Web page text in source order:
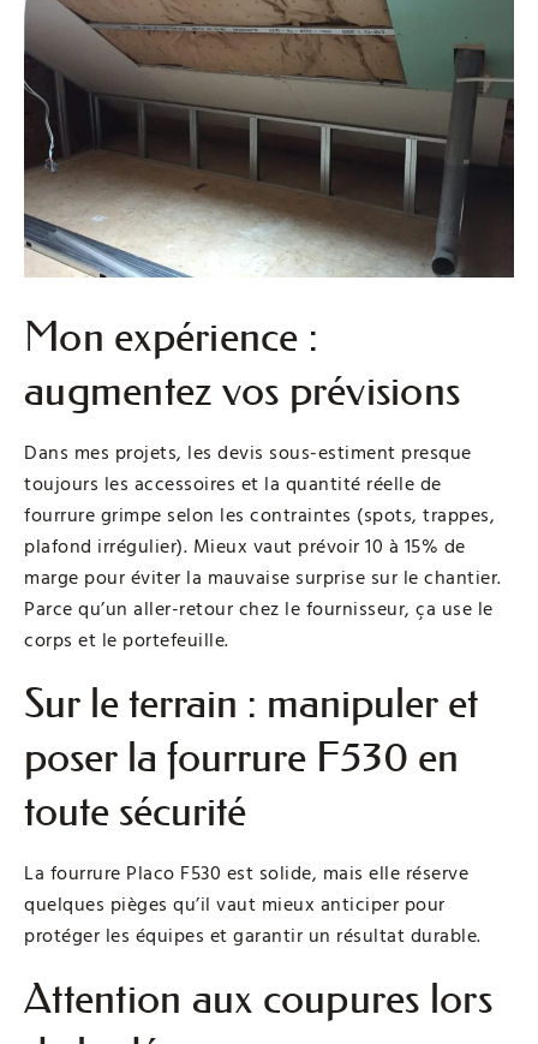
Mon expérience :
augmentez vos prévisions
Dans mes projets, les devis sous-estiment presque
toujours les accessoires et la quantité réelle de
fourrure grimpe selon les contraintes (spots, trappes,
plafond irrégulier). Mieux vaut prévoir 10 à 15% de
marge pour éviter la mauvaise surprise sur le chantier.
Parce qu’un aller-retour chez le fournisseur, ça use le
corps et le portefeuille.
Sur le terrain : manipuler et
poser la fourrure F530 en
toute sécurité
La fourrure Placo F530 est solide, mais elle réserve
quelques pièges qu’il vaut mieux anticiper pour
protéger les équipes et garantir un résultat durable.
Attention aux coupures lors